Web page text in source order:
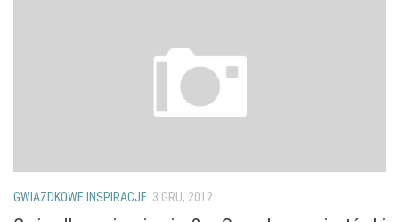
GWIAZDKOWE INSPIRACJE 3 GRU, 2012